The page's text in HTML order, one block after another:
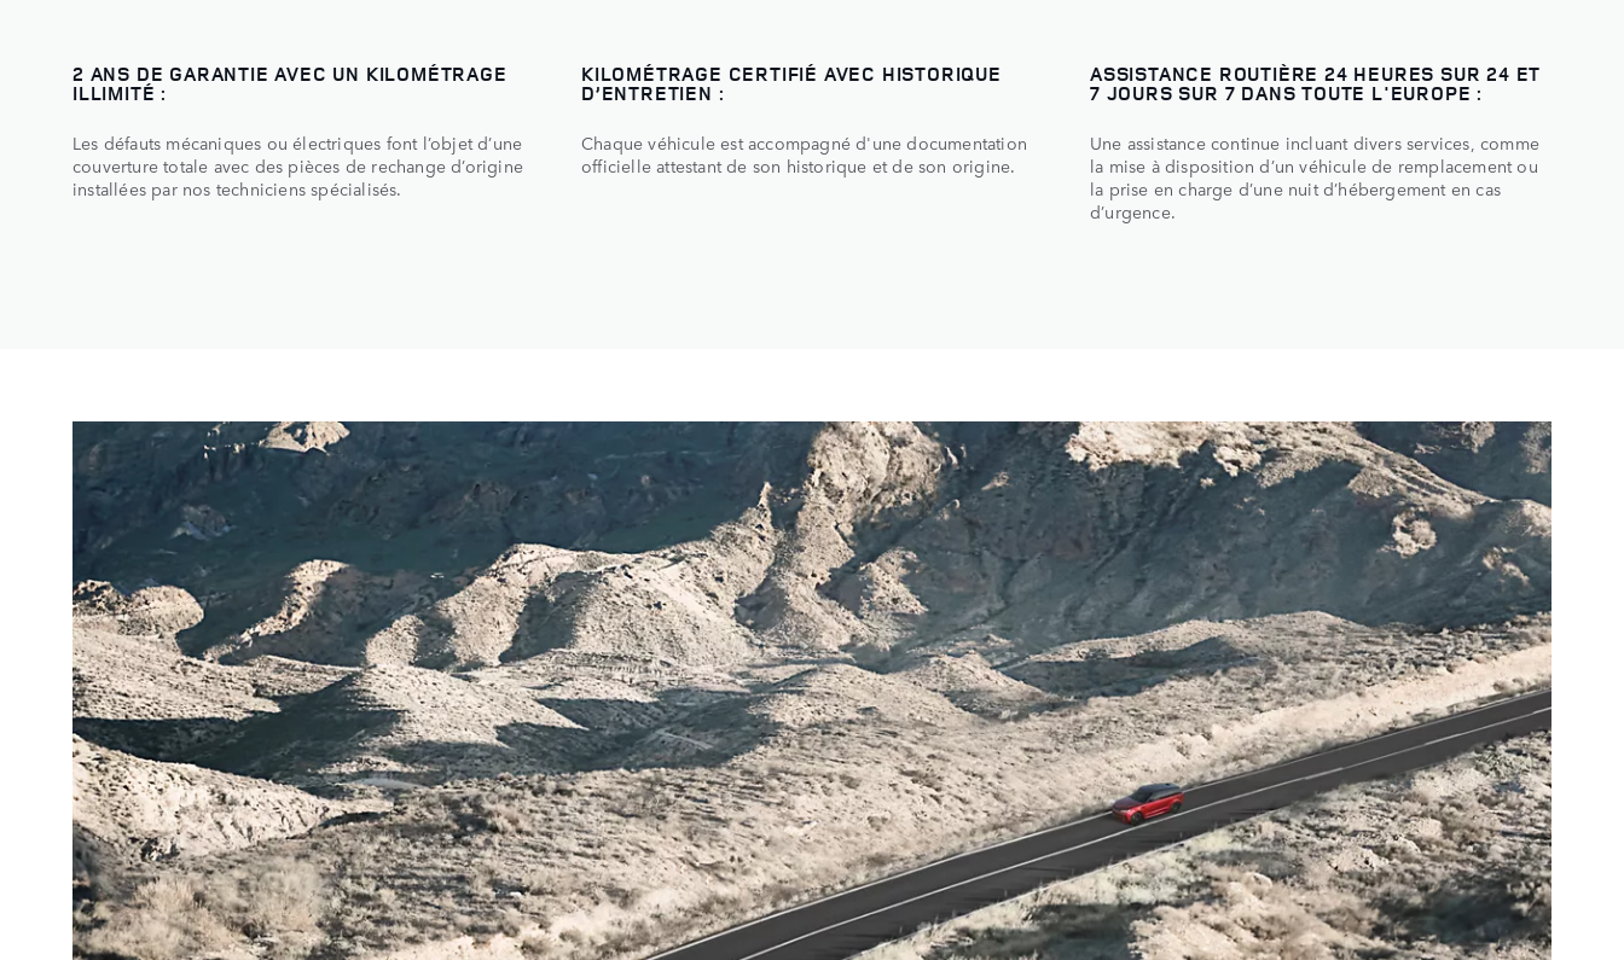
2 ANS DE GARANTIE AVEC UN KILOMÉTRAGE
ILLIMITÉ :
Les défauts mécaniques ou électriques font l’objet d’une
couverture totale avec des pièces de rechange d’origine
installées par nos techniciens spécialisés.
KILOMÉTRAGE CERTIFIÉ AVEC HISTORIQUE
D’ENTRETIEN :
Chaque véhicule est accompagné d'une documentation
officielle attestant de son historique et de son origine.
ASSISTANCE ROUTIÈRE 24 HEURES SUR 24 ET
7 JOURS SUR 7 DANS TOUTE L'EUROPE :
Une assistance continue incluant divers services, comme
la mise à disposition d’un véhicule de remplacement ou
la prise en charge d’une nuit d’hébergement en cas
d’urgence.